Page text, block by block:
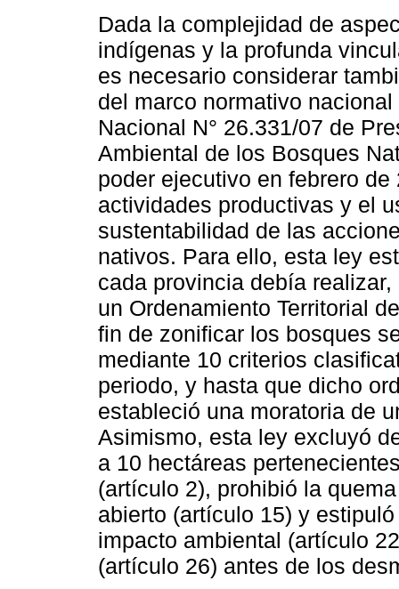
Dada la complejidad de
indígenas y la profunda
es necesario considerar
del marco normativo
Nacional N° 26.331/07 de
Ambiental de los Bosques
poder ejecutivo en febrero
actividades productivas y el
sustentabilidad de las
nativos. Para ello, esta ley
cada provincia debía
un Ordenamiento Territorial
fin de zonificar los bosques
mediante 10 criterios
periodo, y hasta que dicho
estableció una moratoria de
Asimismo, esta ley excluyó
a 10 hectáreas
(artículo 2), prohibió la
abierto (artículo 15) y
impacto ambiental (artículo
(artículo 26) antes de los